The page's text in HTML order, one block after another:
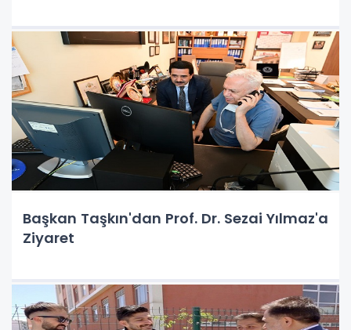
Başkan Taşkın'dan Prof. Dr. Sezai Yılmaz'a
Ziyaret